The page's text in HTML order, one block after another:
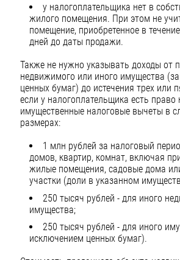
у налогоплательщика нет в
жилого помещения. При этом не
помещение, приобретенное в
дней до даты продажи.
Также не нужно указывать доходы от
недвижимого или иного имущества
ценных бумаг) до истечения трех или
если у налогоплательщика есть право
имущественные налоговые вычеты в
размерах:
1 млн рублей за налоговый
домов, квартир, комнат, включая
жилые помещения, садовые дома
участки (доли в указанном
250 тысяч рублей - для иного
имущества;
250 тысяч рублей - для иного
исключением ценных бумаг).